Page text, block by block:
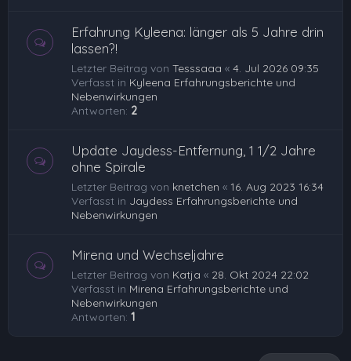
Erfahrung Kyleena: länger als 5 Jahre drin
lassen?!
Letzter Beitrag von Tesssaaa « 4. Jul 2026 09:35
Verfasst in Kyleena Erfahrungsberichte und
Nebenwirkungen
Antworten: 2
Update Jaydess-Entfernung, 1 1/2 Jahre
ohne Spirale
Letzter Beitrag von knetchen « 16. Aug 2023 16:34
Verfasst in Jaydess Erfahrungsberichte und
Nebenwirkungen
Mirena und Wechseljahre
Letzter Beitrag von Katja « 28. Okt 2024 22:02
Verfasst in Mirena Erfahrungsberichte und
Nebenwirkungen
Antworten: 1